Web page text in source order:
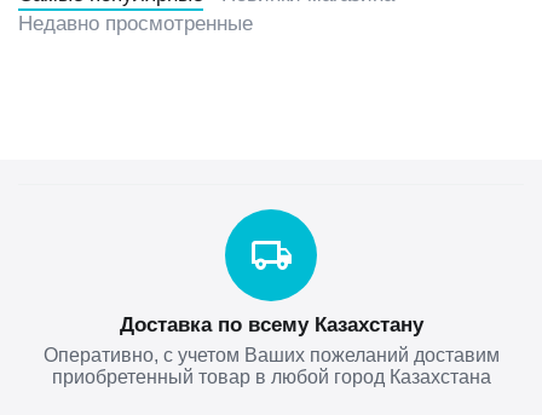
Недавно просмотренные
Доставка по всему Казахстану
Оперативно, с учетом Ваших пожеланий доставим
приобретенный товар в любой город Казахстана